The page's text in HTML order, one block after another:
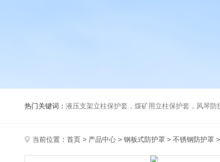
热门关键词： 液压支架立柱保护套，煤矿用立柱保护套，风琴
当前位置： 首页 > 产品中心 > 钢板式防护罩 > 不锈钢防护罩